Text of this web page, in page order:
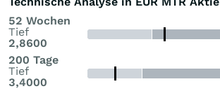
52 Wochen
Tief
2,8600
200 Tage
Tief
3,4000